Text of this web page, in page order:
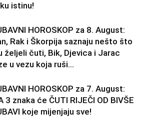
istinu!
HOROSKOP za 8. August:
Rak i Škorpija saznaju nešto što
željeli čuti, Bik, Djevica i Jarac
u vezu koja ruši...
HOROSKOP za 7. August:
3 znaka će ČUTI RIJEČI OD BIVŠE
koje mijenjaju sve!